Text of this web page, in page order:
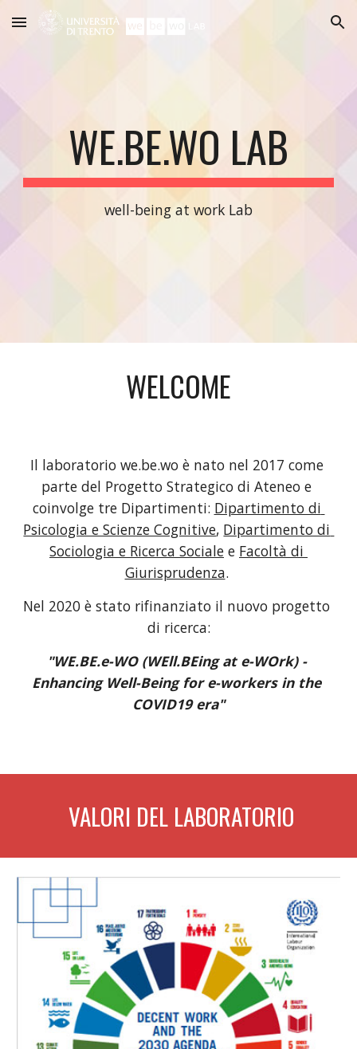
Skip to main content Skip to navigation
WE.BE.WO LAB
well-being at work Lab
WELCOME
Il laboratorio we.be.wo è nato nel 2017 come
parte del Progetto Strategico di Ateneo e
coinvolge tre Dipartimenti: Dipartimento di
Psicologia e Scienze Cognitive, Dipartimento di
Sociologia e Ricerca Sociale e Facoltà di
Giurisprudenza.
Nel 2020 è stato rifinanziato il nuovo progetto
di ricerca:
"WE.BE.e-WO (WEll.BEing at e-WOrk) -
Enhancing Well-Being for e-workers in the
COVID19 era"
VALORI DEL LABORATORIO